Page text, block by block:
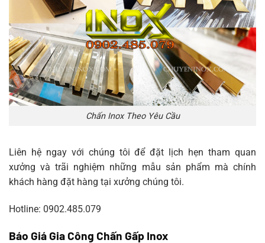
Chấn Inox Theo Yêu Cầu
Liên hệ ngay với chúng tôi để đặt lịch hẹn tham quan
xưởng và trãi nghiệm những mẫu sản phẩm mà chính
khách hàng đặt hàng tại xưởng chúng tôi.
Hotline: 0902.485.079
Báo Giá Gia Công Chấn Gấp Inox